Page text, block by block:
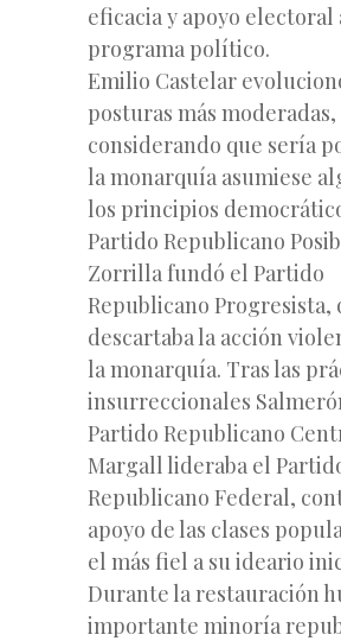
eficacia y apoyo electoral
programa político.
Emilio Castelar
posturas más moderadas,
considerando que sería
la monarquía asumiese
los principios
Partido Republicano
Zorrilla fundó el Partido
Republicano Progresista,
descartaba la acción
la monarquía. Tras las
insurreccionales
Partido Republicano
Margall lideraba el
Republicano Federal,
apoyo de las clases
el más fiel a su ideario
Durante la restauración
importante minoría